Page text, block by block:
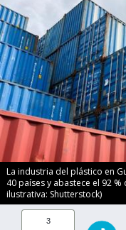
La industria del plástico en
40 países y abastece el 92
ilustrativa: Shutterstock)
3